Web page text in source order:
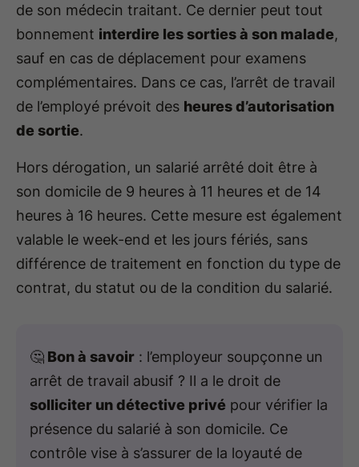
de son médecin traitant. Ce dernier peut tout
bonnement interdire les sorties à son malade,
sauf en cas de déplacement pour examens
complémentaires. Dans ce cas, l’arrêt de travail
de l’employé prévoit des heures d’autorisation
de sortie.
Hors dérogation, un salarié arrêté doit être à
son domicile de 9 heures à 11 heures et de 14
heures à 16 heures. Cette mesure est également
valable le week-end et les jours fériés, sans
différence de traitement en fonction du type de
contrat, du statut ou de la condition du salarié.
🤔 Bon à savoir : l’employeur soupçonne un
arrêt de travail abusif ? Il a le droit de
solliciter un détective privé pour vérifier la
présence du salarié à son domicile. Ce
contrôle vise à s’assurer de la loyauté de